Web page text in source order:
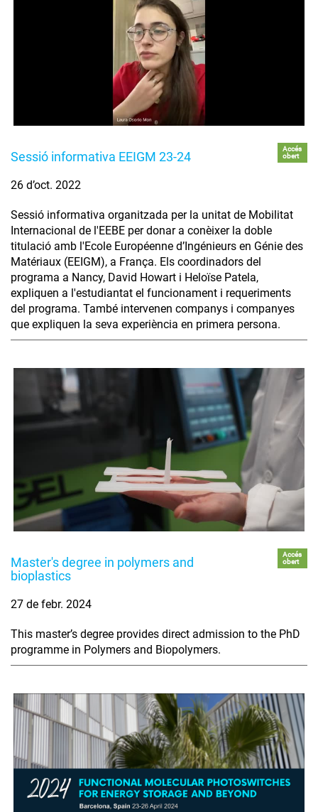
Sessió informativa EEIGM 23-24
Accés
obert
26 d’oct. 2022
Sessió informativa organitzada per la unitat de Mobilitat
Internacional de l'EEBE per donar a conèixer la doble
titulació amb l'Ecole Européenne d’Ingénieurs en Génie des
Matériaux (EEIGM), a França. Els coordinadors del
programa a Nancy, David Howart i Heloïse Patela,
expliquen a l'estudiantat el funcionament i requeriments
del programa. També intervenen companys i companyes
que expliquen la seva experiència en primera persona.
Master's degree in polymers and
bioplastics
Accés
obert
27 de febr. 2024
This master’s degree provides direct admission to the PhD
programme in Polymers and Biopolymers.